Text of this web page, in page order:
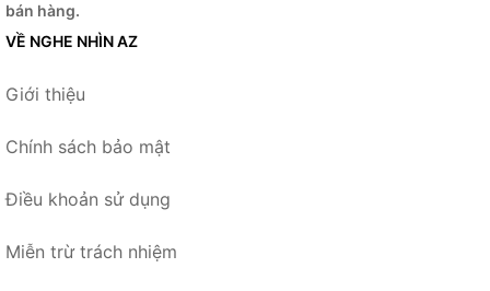
bán hàng.
VỀ NGHE NHÌN AZ
Giới thiệu
Chính sách bảo mật
Điều khoản sử dụng
Miễn trừ trách nhiệm